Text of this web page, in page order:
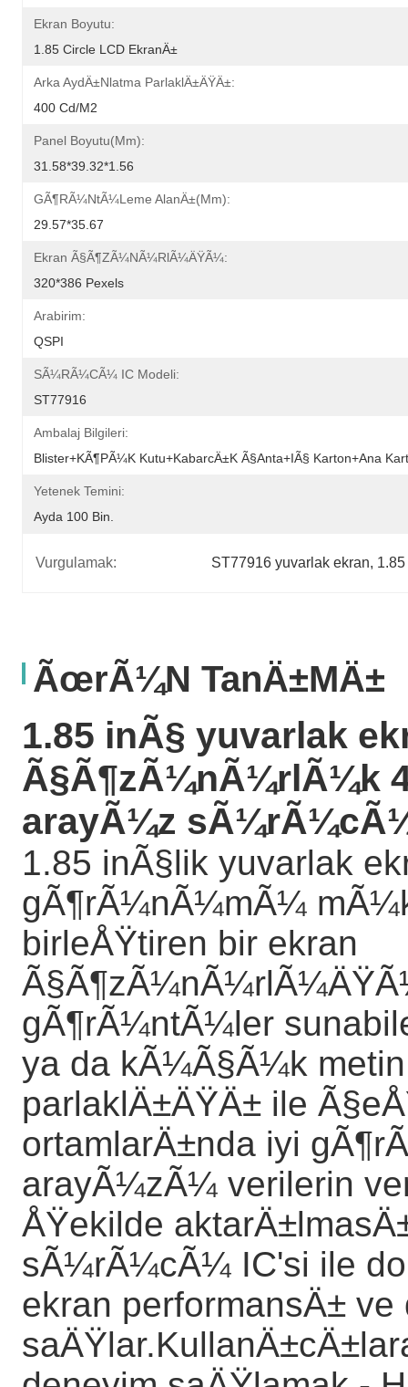
Ekran Boyutu:
1.85 Circle LCD EkranÄ±
Arka AydÄ±nlatma ParlaklÄ±ÄŸÄ±:
400 Cd/m2
Panel Boyutu(mm):
31.58*39.32*1.56
GÃ¶rÃ¼ntÃ¼leme AlanÄ±(mm):
29.57*35.67
Ekran Ã§Ã¶zÃ¼nÃ¼rlÃ¼ÄŸÃ¼:
320*386 Pexels
Arabirim:
QSPI
SÃ¼rÃ¼cÃ¼ IC Modeli:
ST77916
Ambalaj Bilgileri:
Blister+kÃ¶pÃ¼k Kutu+kabarcÄ±k Ã§anta+iÃ§ Karton+ana
Yetenek Temini:
Ayda 100 Bin.
Vurgulamak: ST77916 yuvarlak ekran,
ÃœrÃ¼n TanÄ±mÄ±
1.85 inÃ§ yuvarlak
Ã§Ã¶zÃ¼nÃ¼rlÃ¼k
arayÃ¼z
1.85 inÃ§lik yuvarlak
gÃ¶rÃ¼nÃ¼mÃ¼
birleÅŸtiren bir ekran
gÃ¶rÃ¼ntÃ¼ler
ya da kÃ¼Ã§Ã¼k
parlaklÄ±ÄŸÄ± ile
ortamlarÄ±nda iyi
arayÃ¼zÃ¼ verilerin
ÅŸekilde
sÃ¼rÃ¼cÃ¼ IC'si ile
ekran performansÄ±